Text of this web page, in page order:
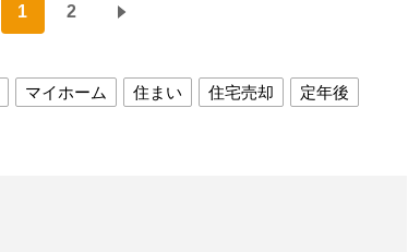
1 2
マイホーム 住まい 住宅売却
定年後